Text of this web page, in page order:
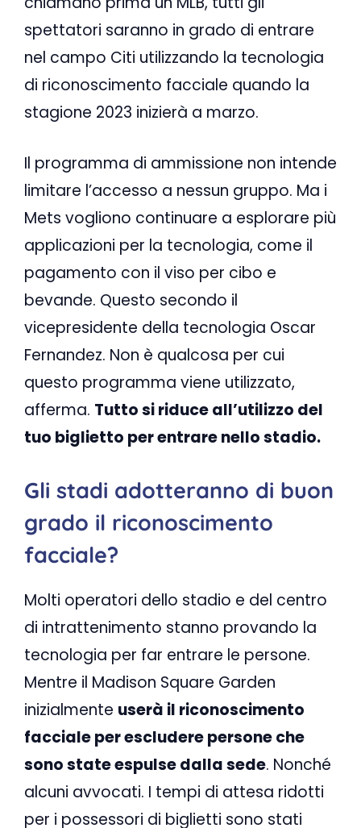
spettatori saranno in grado di entrare
nel campo Citi utilizzando la tecnologia
di riconoscimento facciale quando la
stagione 2023 inizierà a marzo.
Il programma di ammissione non intende
limitare l’accesso a nessun gruppo. Ma i
Mets vogliono continuare a esplorare più
applicazioni per la tecnologia, come il
pagamento con il viso per cibo e
bevande. Questo secondo il
vicepresidente della tecnologia Oscar
Fernandez. Non è qualcosa per cui
questo programma viene utilizzato,
afferma. Tutto si riduce all’utilizzo del
tuo biglietto per entrare nello stadio.
Gli stadi adotteranno di buon
grado il riconoscimento
facciale?
Molti operatori dello stadio e del centro
di intrattenimento stanno provando la
tecnologia per far entrare le persone.
Mentre il Madison Square Garden
inizialmente userà il riconoscimento
facciale per escludere persone che
sono state espulse dalla sede. Nonché
alcuni avvocati. I tempi di attesa ridotti
per i possessori di biglietti sono stati